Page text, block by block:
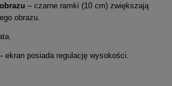
– czarne ramki (10 cm) zwiększają
obrazu.
ekran posiada regulację wysokości.